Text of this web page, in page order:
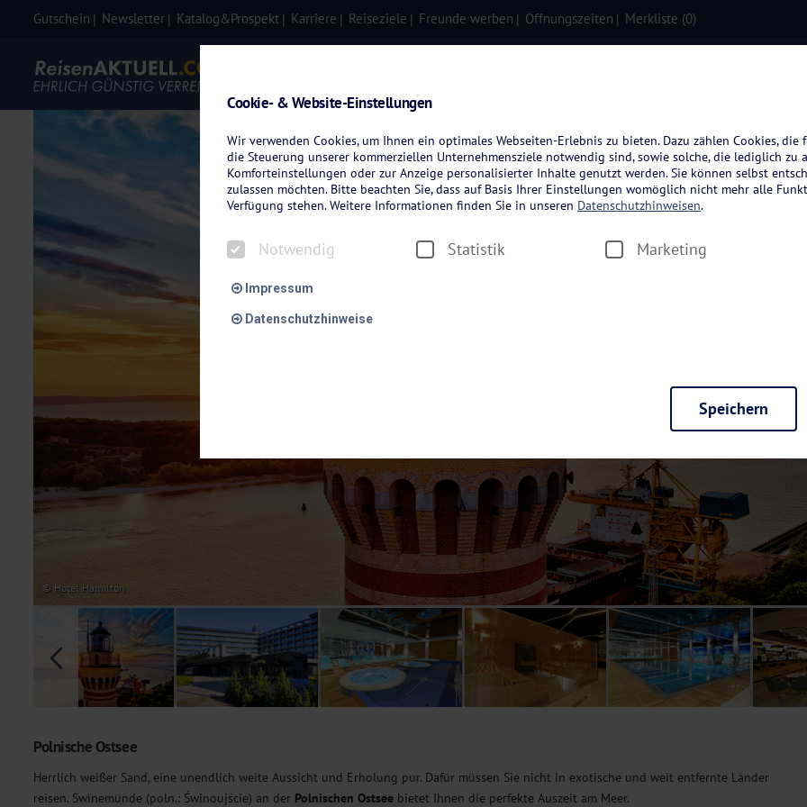
Gutschein Newsletter Katalog&Prospekt Karriere Reiseziele Freunde werben Öffnungszeiten Merkliste (0)
© Hotel Hamilton
Polnische Ostsee
Herrlich weißer Sand, eine unendlich weite Aussicht und Erholung pur. Dafür müssen Sie nicht in exotische und weit entfernte Länder
reisen. Swinemünde (poln.: Świnoujście) an der Polnischen Ostsee bietet Ihnen die perfekte Auszeit am Meer.
Cookie- & Website-Einstellungen
Wir verwenden Cookies, um Ihnen ein optimales Webseiten-Erlebnis zu bieten. Dazu zählen Cookies,
die Steuerung unserer kommerziellen Unternehmensziele notwendig sind, sowie solche, die lediglich zu
Komforteinstellungen oder zur Anzeige personalisierter Inhalte genutzt werden. Sie können selbst
zulassen möchten. Bitte beachten Sie, dass auf Basis Ihrer Einstellungen womöglich nicht mehr alle
Verfügung stehen. Weitere Informationen finden Sie in unseren Datenschutzhinweisen.
Notwendig Statistik Marketing
Impressum
Datenschutzhinweise
Diese Cookies sind für den Betrieb der Seite unbedingt notwendig und ermöglichen beispielsweise
möchten, um Ihnen unsere Dienste bei einem erneuten Besuch unserer Seite schneller zur Verfügung zu
Statistik
Um unser Angebot und unsere Webseite weiter zu verbessern, erfassen wir anonymisierte Daten für
dieser Cookies können wir beispielsweise die Besucherzahlen und den Effekt bestimmter Seiten unseres
unsere Inhalte optimieren. Wir nutzen hierfür Dienste von Google und Facebook. Durch diese Dienste
Übermittlung, der auf unsere Website erfassten Daten, kommen. Weitere Hinweise zu der Verarbeitung
. Sie können Ihre Einwilligung jederzeit in denCookie-Einstellungen
widerrufen.
Diese Cookies werden genutzt, um Ihnen personalisierte Inhalte, passend zu Ihren Interessen anzuzeigen.
Speichern